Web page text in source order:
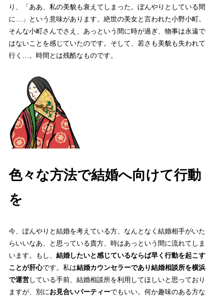
り、「ああ、私の美貌も衰えてしまった。ぼんやりとしている間
に…」という意味があります。絶世の美女と言われた小野小町。
そんな小町さんでさえ、あっという間に時が過ぎ、物事は永遠で
はないことを感じていたのです。そして、若さも美貌も失われて
行く…。時間とは残酷なものです。
色々な方法で結婚へ向けて行動
を
今、ぼんやりと結婚を考えている方、なんとなく結婚相手がいた
らいいなあ、と思っている貴方、時はあっという間に流れてしま
います。もし、 結婚したいと感じているならば早く行動を起こす
ことが肝心です。私は結婚カウンセラーであり結婚相談所を横浜
で運営している手前、結婚相談所を利用してほしいと思っており
ますが、別にお見合いパーティーでもいい。何か趣味のある方な